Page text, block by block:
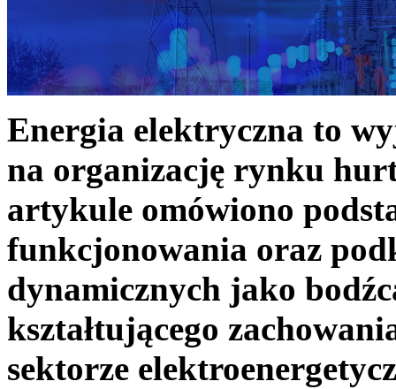
Energia elektryczna to
na organizację rynku
artykule omówiono
funkcjonowania oraz
dynamicznych jako
kształtującego
sektorze